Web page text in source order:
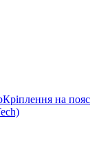
Кріплення на пояс